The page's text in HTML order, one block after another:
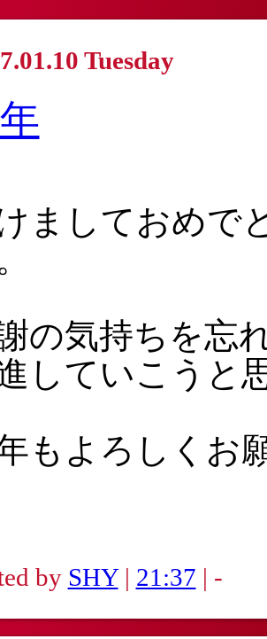
Tuesday
ましておめで
の気持ちを忘
していこうと
もよろしくお
by SHY| 21:37 | -